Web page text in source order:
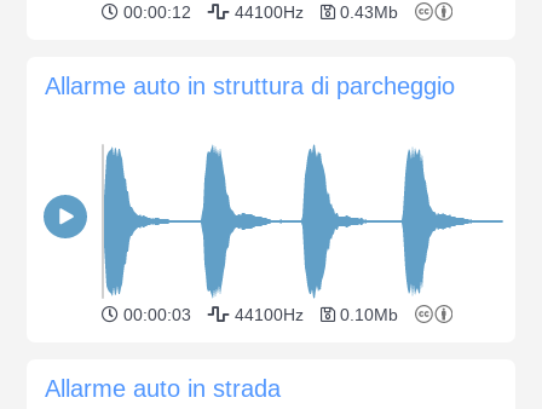
00:00:12 44100Hz 0.43Mb
Allarme auto in struttura di parcheggio
00:00:03 44100Hz 0.10Mb
Allarme auto in strada